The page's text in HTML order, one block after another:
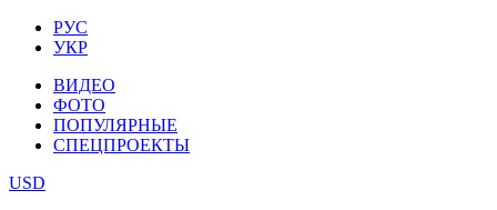
РУС
УКР
ВИДЕО
ФОТО
ПОПУЛЯРНЫЕ
СПЕЦПРОЕКТЫ
USD